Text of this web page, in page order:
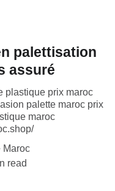
palettisation
assuré
plastique prix maroc
palette maroc prix
maroc
Maroc
read